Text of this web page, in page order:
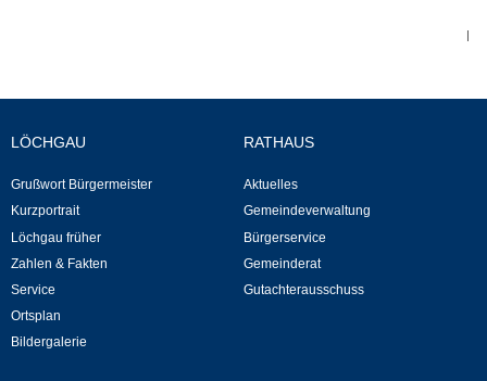
LÖCHGAU
Grußwort Bürgermeister
Kurzportrait
Löchgau früher
Zahlen & Fakten
Service
Ortsplan
Bildergalerie
RATHAUS
Aktuelles
Gemeindeverwaltung
Bürgerservice
Gemeinderat
Gutachterausschuss